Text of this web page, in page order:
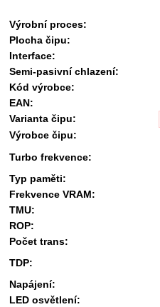
Výrobní proces:
Plocha čipu:
Interface:
Semi-pasivní chlazení:
Kód výrobce:
EAN:
Varianta čipu:
Výrobce čipu:
Turbo frekvence:
Typ paměti:
Frekvence VRAM:
TMU:
ROP:
Počet trans:
TDP:
Napájení:
LED osvětlení: